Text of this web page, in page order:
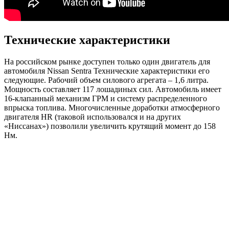
Технические характеристики
На российском рынке доступен только один двигатель для
автомобиля Nissan Sentra Технические характеристики его
следующие. Рабочий объем силового агрегата – 1,6 литра.
Мощность составляет 117 лошадиных сил. Автомобиль имеет
16-клапанный механизм ГРМ и систему распределенного
впрыска топлива. Многочисленные доработки атмосферного
двигателя HR (таковой использовался и на других
«Ниссанах») позволили увеличить крутящий момент до 158
Нм.